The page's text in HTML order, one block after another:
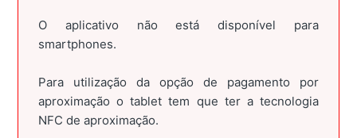
O aplicativo não está disponível para
smartphones.️️
Para utilização da opção de pagamento por
aproximação o tablet tem que ter a tecnologia
NFC de aproximação.